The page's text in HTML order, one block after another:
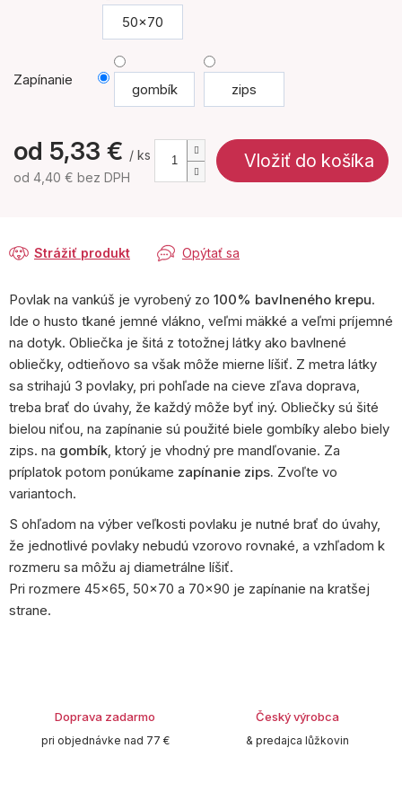
50x70
Zapínanie
gombík zips
od 5,33 € / ks
od 4,40 € bez DPH
Vložiť do košíka
Opýtať sa
Strážiť produkt
Povlak na vankúš je vyrobený zo 100% bavlneného krepu.
Ide o husto tkané jemné vlákno, veľmi mäkké a veľmi príjemné
na dotyk. Obliečka je šitá z totožnej látky ako bavlnené
obliečky, odtieňovo sa však môže mierne líšiť. Z metra látky
sa strihajú 3 povlaky, pri pohľade na cieve zľava doprava,
treba brať do úvahy, že každý môže byť iný. Obliečky sú šité
bielou niťou, na zapínanie sú použité biele gombíky alebo biely
zips. na gombík, ktorý je vhodný pre mandľovanie. Za
príplatok potom ponúkame zapínanie zips. Zvoľte vo
variantoch.
S ohľadom na výber veľkosti povlaku je nutné brať do úvahy,
že jednotlivé povlaky nebudú vzorovo rovnaké, a vzhľadom k
rozmeru sa môžu aj diametrálne líšiť.
Pri rozmere 45x65, 50x70 a 70x90 je zapínanie na kratšej
strane.
Doprava zadarmo
pri objednávke nad 77 €
Český výrobca
& predajca lůžkovin